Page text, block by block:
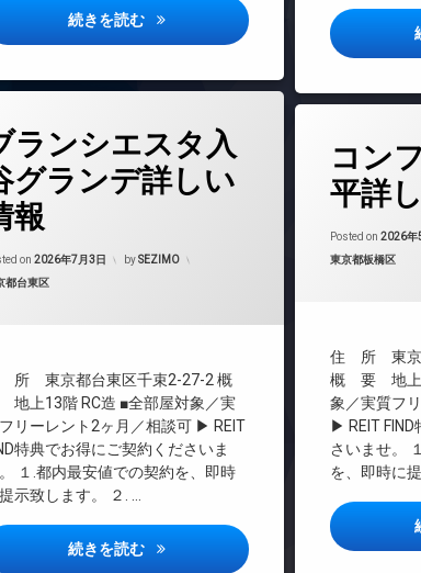
続きを読む パークマンション鳥居坂詳しい情報
ックス
ゴミ置き場
メラ
内廊下
宅配ボックス
防犯カメラ
駐輪場
ランシエスタ入
グランデ詳しい
報
on 2026年7月3日 bySEZIMO
ゴリー:
都台東区
所 東京都台東区千束2-27-2 概
地上13階 RC造 ■全部屋対象／実
リーレント2ヶ月／相談可 ▶ REIT
特典でお得にご契約くださいま
１.都内最安値での契約を、即時
示致します。 ２. …
続きを読む ブランシエスタ入谷グランデ詳しい情
管理
ブランドマンション
ロック
ナーズ
置き場
ックス
ゴミ置き場
メラ
コン
平詳
Posted on 2026年
カテゴリー:
東京都板橋区
住 所 東京
概 要 地上8
象／実質フ
▶ REIT
さいませ。
を、即時に
24時間管理
CATV
インターネット無
エレベーター
オートロック
キッズルーム
デザイナーズ
ペット足洗い場
ラウンジ